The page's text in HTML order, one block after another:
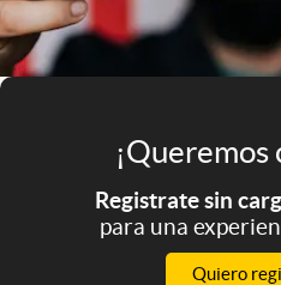
El Cronista Studio
Mediakit
Argentina
Registrate sin
para una
Quiero